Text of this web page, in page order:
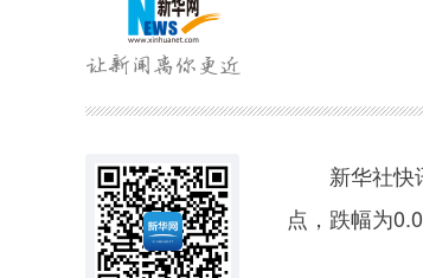
新华社快讯
点，跌幅为